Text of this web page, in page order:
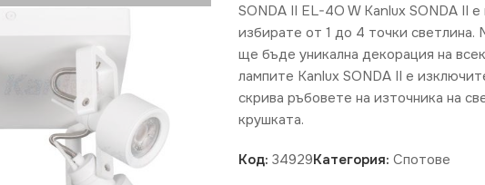
SONDA II EL-4O W Kanlux SONDA II
избирате от 1 до 4 точки
ще бъде уникална декорация на
лампите Kanlux SONDA II е
скрива ръбовете на източника на
крушката.
Код: 34929Категория: Спотове